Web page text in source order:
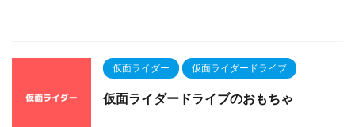
仮面ライダー 仮面ライダードライブ
仮面ライダードライブのおもちゃ